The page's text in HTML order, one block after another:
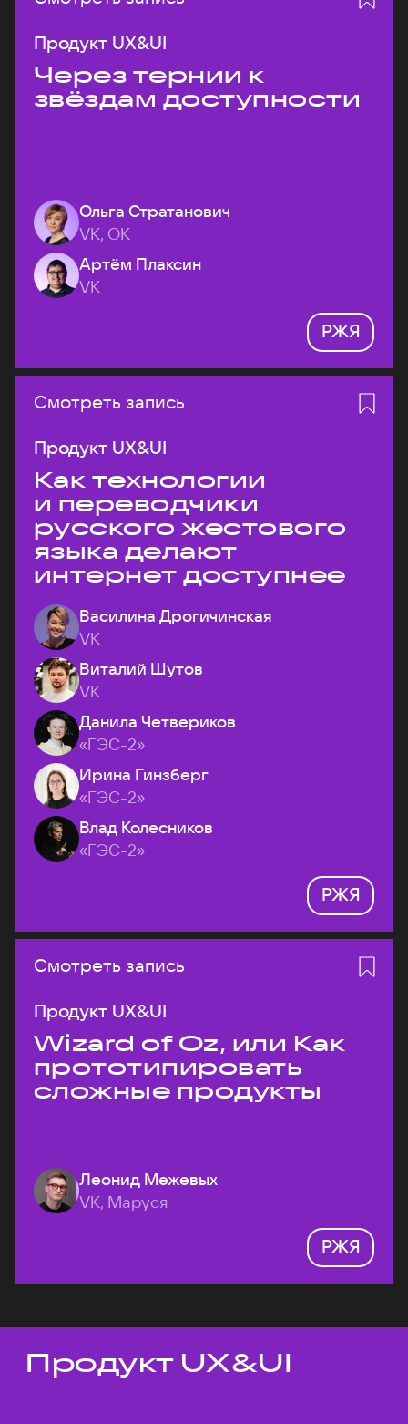
Продукт UX&UI
Через тернии к
звёздам доступности
Ольга Стратанович
VK, ОК
Артём Плаксин
VK
РЖЯ
Смотреть запись
Продукт UX&UI
Как технологии
и переводчики
русского жестового
языка делают
интернет доступнее
Василина Дрогичинская
VK
Виталий Шутов
VK
Данила Четвериков
«ГЭС-2»
Ирина Гинзберг
«ГЭС-2»
Влад Колесников
«ГЭС-2»
РЖЯ
Смотреть запись
Продукт UX&UI
Wizard of Oz, или Как
прототипировать
сложные продукты
Леонид Межевых
VK, Маруся
РЖЯ
Темы докладов
Продукт UX&UI